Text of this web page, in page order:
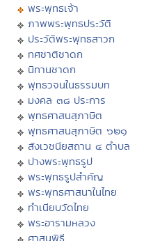
พระพุทธเจ้า
ภาพพระพุทธประวัติ
ประวัติพระพุทธสาวก
ทศชาติชาดก
นิทานชาดก
พุทธวจนในธรรมบท
มงคล ๓๘ ประการ
พุทธศาสนสุภาษิต
พุทธศาสนสุภาษิต ๖๒๑
สังเวชนียสถาน ๔ ตำบล
ปางพระพุทธรูป
พระพุทธรูปสำคัญ
พระพุทธศาสนาในไทย
ทำเนียบวัดไทย
พระอารามหลวง